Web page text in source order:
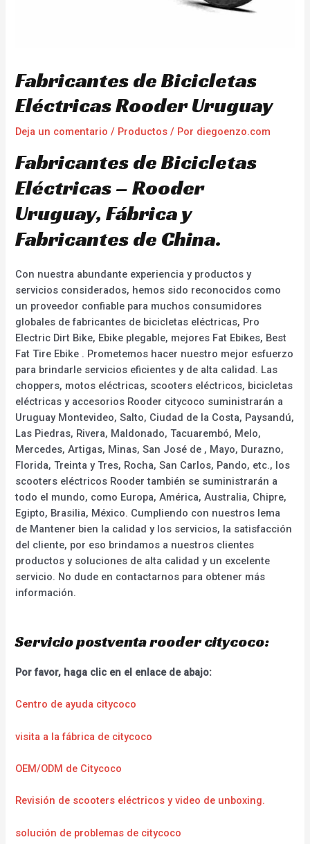
Fabricantes de Bicicletas
Eléctricas Rooder Uruguay
Deja un comentario / Productos / Por diegoenzo.com
Fabricantes de Bicicletas
Eléctricas – Rooder
Uruguay, Fábrica y
Fabricantes de China.
Con nuestra abundante experiencia y productos y
servicios considerados, hemos sido reconocidos como
un proveedor confiable para muchos consumidores
globales de fabricantes de bicicletas eléctricas, Pro
Electric Dirt Bike, Ebike plegable, mejores Fat Ebikes, Best
Fat Tire Ebike . Prometemos hacer nuestro mejor esfuerzo
para brindarle servicios eficientes y de alta calidad. Las
choppers, motos eléctricas, scooters eléctricos, bicicletas
eléctricas y accesorios Rooder citycoco suministrarán a
Uruguay Montevideo, Salto, Ciudad de la Costa, Paysandú,
Las Piedras, Rivera, Maldonado, Tacuarembó, Melo,
Mercedes, Artigas, Minas, San José de , Mayo, Durazno,
Florida, Treinta y Tres, Rocha, San Carlos, Pando, etc., los
scooters eléctricos Rooder también se suministrarán a
todo el mundo, como Europa, América, Australia, Chipre,
Egipto, Brasilia, México. Cumpliendo con nuestros lema
de Mantener bien la calidad y los servicios, la satisfacción
del cliente, por eso brindamos a nuestros clientes
productos y soluciones de alta calidad y un excelente
servicio. No dude en contactarnos para obtener más
información.
Servicio postventa rooder citycoco:
Por favor, haga clic en el enlace de abajo:
Centro de ayuda citycoco
visita a la fábrica de citycoco
OEM/ODM de Citycoco
Revisión de scooters eléctricos y video de unboxing.
solución de problemas de citycoco